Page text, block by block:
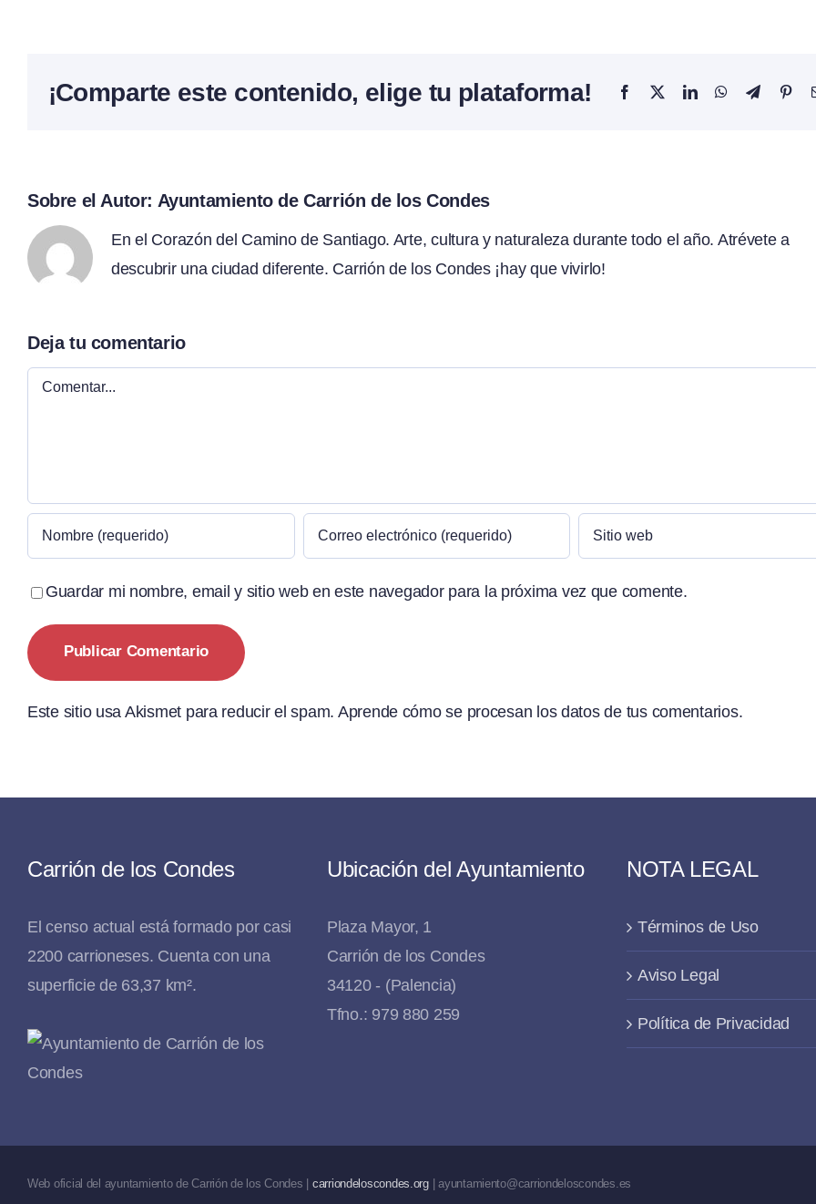
¡Comparte este contenido, elige tu plataforma! Facebook
X LinkedInWhatsApp
Telegram
Sobre el Autor: Ayuntamiento de Carrión de los Condes
En el Corazón del Camino de Santiago. Arte, cultura y naturaleza durante todo el año. Atrévete a
descubrir una ciudad diferente. Carrión de los Condes ¡hay que vivirlo!
Deja tu comentario
Comentar
Guardar mi nombre, email y sitio web en este navegador para la próxima vez que comente.
Este sitio usa Akismet para reducir el spam. Aprende cómo se procesan los datos de tus comentarios.
Carrión de los Condes
El censo actual está formado por casi
2200 carrioneses. Cuenta con una
superficie de 63,37 km².
Ubicación del Ayuntamiento
Plaza Mayor, 1
Carrión de los Condes
34120 - (Palencia)
Tfno.: 979 880 259
NOTA LEGAL
Términos de Uso
Aviso Legal
Política de Privacidad
Web oficial del ayuntamiento de Carrión de los Condes | carriondeloscondes.org| ayuntamiento@carriondeloscondes.es